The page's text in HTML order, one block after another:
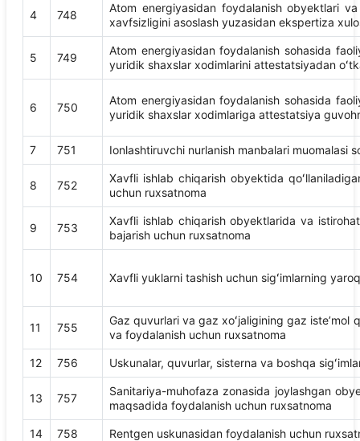
4 748
Atom energiyasidan foydalanish obyektlari
xavfsizligini asoslash yuzasidan ekspertiza
5 749
Atom energiyasidan foydalanish sohasida
yuridik shaxslar xodimlarini attestatsiyadan
6 750
Atom energiyasidan foydalanish sohasida
yuridik shaxslar xodimlariga attestatsiya
7 751 Ionlashtiruvchi nurlanish manbalari muomalasi
8 752
Xavfli ishlab chiqarish obyektida
uchun ruxsatnoma
9 753
Xavfli ishlab chiqarish obyektlarida va
bajarish uchun ruxsatnoma
10 754 Xavfli yuklarni tashish uchun sigʻimlarning
11 755
Gaz quvurlari va gaz xoʻjaligining gaz isteʼmol
va foydalanish uchun ruxsatnoma
12 756 Uskunalar, quvurlar, sisterna va boshqa
13 757
Sanitariya-muhofaza zonasida joylashgan
maqsadida foydalanish uchun ruxsatnoma
14 758 Rentgen uskunasidan foydalanish uchun